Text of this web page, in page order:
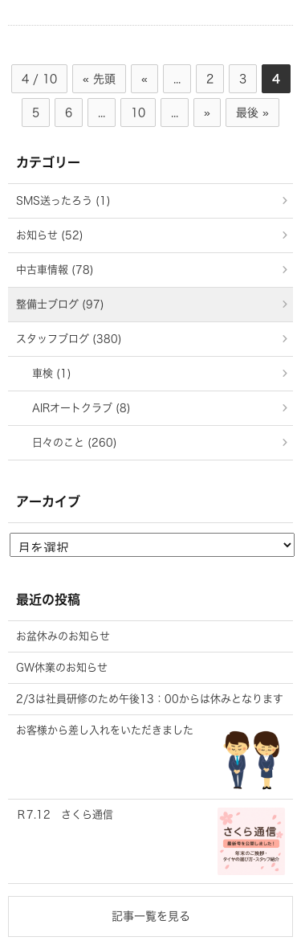
4 / 10 « 先頭 « 2 3 4
5 6 10 » 最後 »
カテゴリー
SMS送ったろう (1)
お知らせ (52)
中古車情報 (78)
整備士ブログ (97)
スタッフブログ (380)
車検 (1)
AIRオートクラブ (8)
日々のこと (260)
アーカイブ
最近の投稿
お盆休みのお知らせ
GW休業のお知らせ
2/3は社員研修のため午後13：00からは休みとなります
お客様から差し入れをいただきました
Ｒ7.12 さくら通信
記事一覧を見る